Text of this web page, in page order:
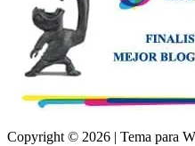
Copyright © 2026 | Tema para